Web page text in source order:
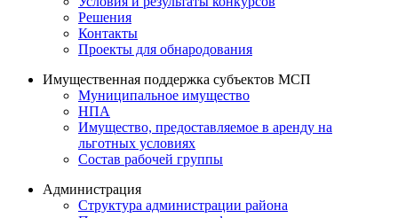
Решения
Контакты
Проекты для обнародования
Имущественная поддержка субъектов МСП
Муниципальное имущество
НПА
Имущество, предоставляемое в аренду на
льготных условиях
Состав рабочей группы
Администрация
Структура администрации района